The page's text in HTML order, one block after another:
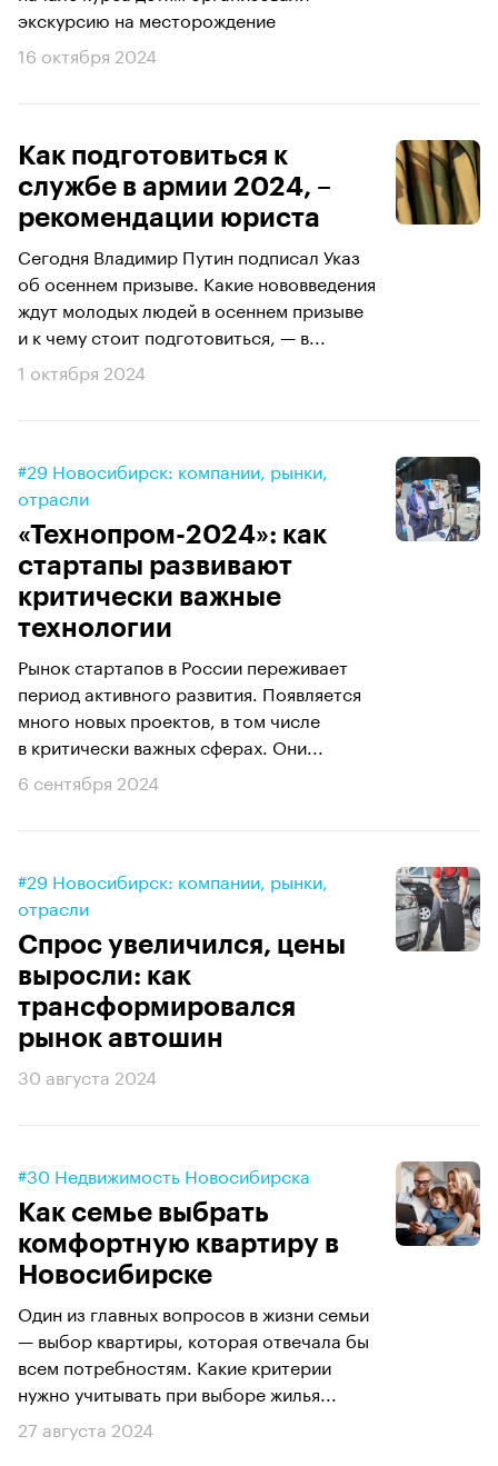
экскурсию на месторождение
16 октября 2024
Как подготовиться к
службе в армии 2024, –
рекомендации юриста
Сегодня Владимир Путин подписал Указ
об осеннем призыве. Какие нововведения
ждут молодых людей в осеннем призыве
и к чему стоит подготовиться, — в...
1 октября 2024
#29 Новосибирск: компании, рынки,
отрасли
«Технопром-2024»: как
стартапы развивают
критически важные
технологии
Рынок стартапов в России переживает
период активного развития. Появляется
много новых проектов, в том числе
в критически важных сферах. Они...
6 сентября 2024
#29 Новосибирск: компании, рынки,
отрасли
Спрос увеличился, цены
выросли: как
трансформировался
рынок автошин
30 августа 2024
#30 Недвижимость Новосибирска
Как семье выбрать
комфортную квартиру в
Новосибирске
Один из главных вопросов в жизни семьи
— выбор квартиры, которая отвечала бы
всем потребностям. Какие критерии
нужно учитывать при выборе жилья...
27 августа 2024